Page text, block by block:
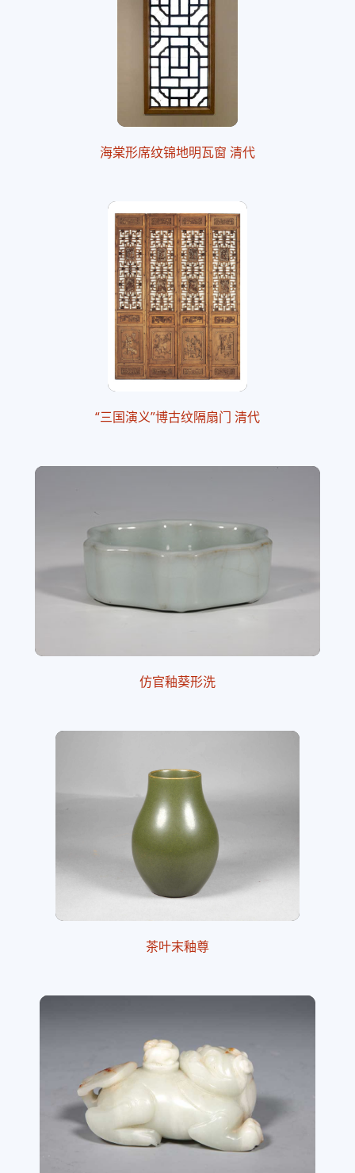
海棠形席纹锦地明瓦窗 清代
“三国演义”博古纹隔扇门 清代
仿官釉葵形洗
茶叶末釉尊